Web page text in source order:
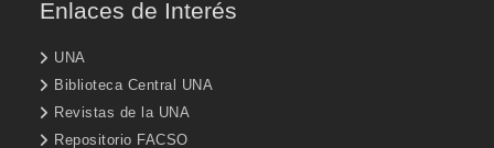
Enlaces de Interés
UNA
Biblioteca Central UNA
Revistas de la UNA
Repositorio FACSO